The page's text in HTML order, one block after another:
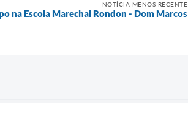
NOTÍCIA MENOS RECENTE
na Escola Marechal Rondon - Dom Marcos